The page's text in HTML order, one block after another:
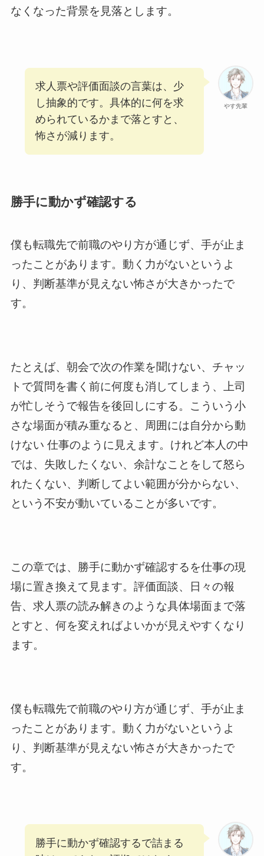
なくなった背景を見落とします。
やす先輩
求人票や評価面談の言葉は、少
し抽象的です。具体的に何を求
められているかまで落とすと、
怖さが減ります。
勝手に動かず確認する
僕も転職先で前職のやり方が通じず、手が止ま
ったことがあります。動く力がないというよ
り、判断基準が見えない怖さが大きかったで
す。
たとえば、朝会で次の作業を聞けない、チャッ
トで質問を書く前に何度も消してしまう、上司
が忙しそうで報告を後回しにする。こういう小
さな場面が積み重なると、周囲には自分から動
けない 仕事のように見えます。けれど本人の中
では、失敗したくない、余計なことをして怒ら
れたくない、判断してよい範囲が分からない、
という不安が動いていることが多いです。
この章では、勝手に動かず確認するを仕事の現
場に置き換えて見ます。評価面談、日々の報
告、求人票の読み解きのような具体場面まで落
とすと、何を変えればよいかが見えやすくなり
ます。
僕も転職先で前職のやり方が通じず、手が止ま
ったことがあります。動く力がないというよ
り、判断基準が見えない怖さが大きかったで
す。
勝手に動かず確認するで詰まる